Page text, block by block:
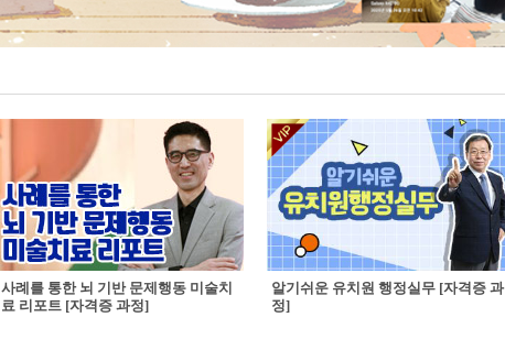
사례를 통한 뇌 기반 문제행동 미술치
료 리포트 [자격증 과정]
알기쉬운 유치원 행정실무 [자격증 과
정]